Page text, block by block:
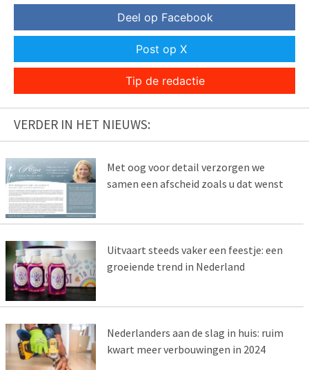
Deel op Facebook
Post op X
Tip de redactie
VERDER IN HET NIEUWS:
Met oog voor detail verzorgen we
samen een afscheid zoals u dat wenst
Uitvaart steeds vaker een feestje: een
groeiende trend in Nederland
Nederlanders aan de slag in huis: ruim
kwart meer verbouwingen in 2024